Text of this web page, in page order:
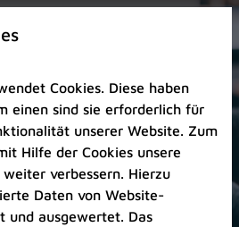
Cookies. Diese haben
einen sind sie erforderlich für
unserer Website. Zum
Hilfe der Cookies unsere
verbessern. Hierzu
Daten von Website-
und ausgewertet. Das